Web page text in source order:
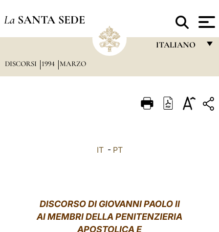
La SANTA SEDE
ITALIANO
ITALIANO
中文
DISCORSI 1994 MARZO
IT- PT
DISCORSO DI GIOVANNI PAOLO II
AI MEMBRI DELLA PENITENZIERIA
APOSTOLICA E